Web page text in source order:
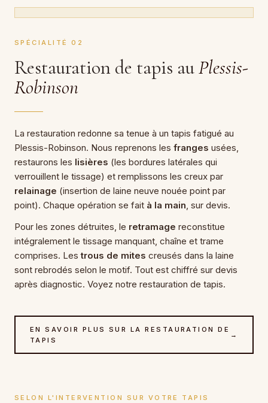
SPÉCIALITÉ 02
Restauration de tapis auPlessis-
Robinson
La restauration redonne sa tenue à un tapis fatigué au
Plessis-Robinson. Nous reprenons les franges usées,
restaurons les lisières (les bordures latérales qui
verrouillent le tissage) et remplissons les creux par
relainage (insertion de laine neuve nouée point par
point). Chaque opération se fait à la main, sur devis.
Pour les zones détruites, le retramage reconstitue
intégralement le tissage manquant, chaîne et trame
comprises. Lestrous de mites creusés dans la laine
sont rebrodés selon le motif. Tout est chiffré sur devis
après diagnostic. Voyez notre restauration de tapis.
EN SAVOIR PLUS SUR LA RESTAURATION DE
TAPIS
→
SELON L'INTERVENTION SUR VOTRE TAPIS